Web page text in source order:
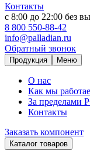
Контакты
с 8:00 до 22:00 без
8 800 550-88-42
info@palladian.ru
Обратный звонок
Продукция Меню
О нас
Как мы
За пределами
Контакты
Заказать компонент
Каталог товаров